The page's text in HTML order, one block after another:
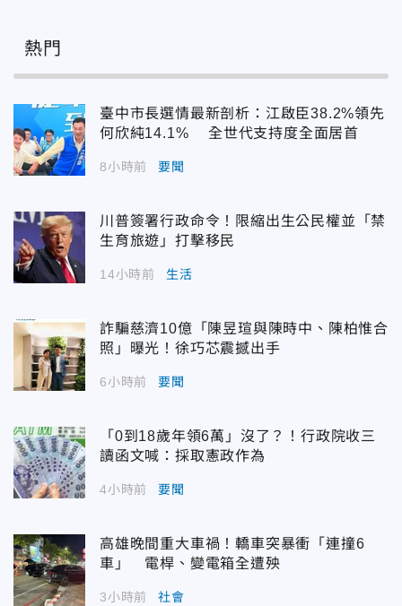
熱門
臺中市長選情最新剖析：江啟臣38.2%領先
何欣純14.1% 全世代支持度全面居首
8小時前 要聞
川普簽署行政命令！限縮出生公民權並「禁
生育旅遊」打擊移民
14小時前 生活
詐騙慈濟10億「陳昱瑄與陳時中、陳柏惟合
照」曝光！徐巧芯震撼出手
6小時前 要聞
「0到18歲年領6萬」沒了？！行政院收三
讀函文喊：採取憲政作為
4小時前 要聞
高雄晚間重大車禍！轎車突暴衝「連撞6
車」 電桿、變電箱全遭殃
3小時前 社會